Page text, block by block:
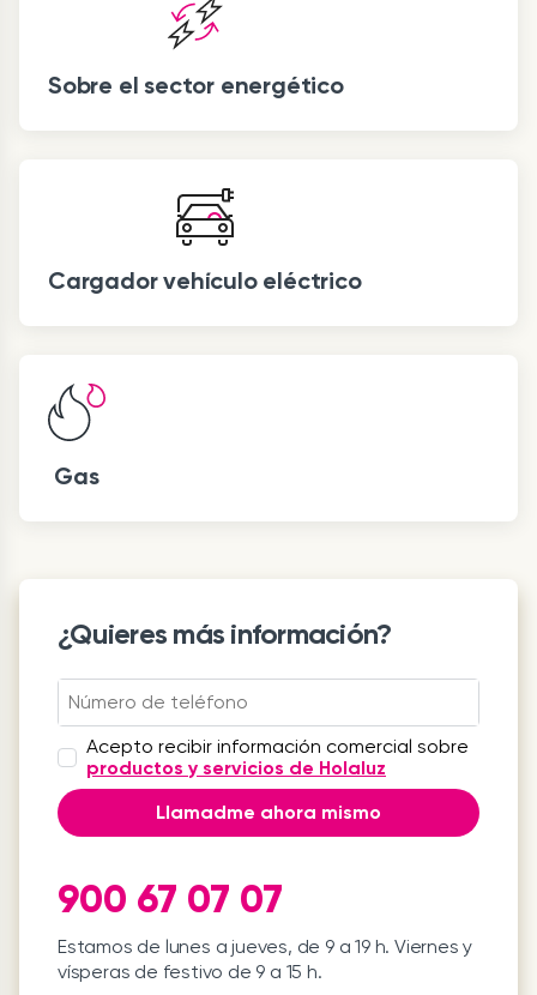
Sobre el sector energético
Cargador vehículo eléctrico
Gas
¿Quieres más información?
Acepto recibir información comercial sobre
productos y servicios de Holaluz
Llamadme ahora mismo
900 67 07 07
Estamos de lunes a jueves, de 9 a 19 h. Viernes y
vísperas de festivo de 9 a 15 h.